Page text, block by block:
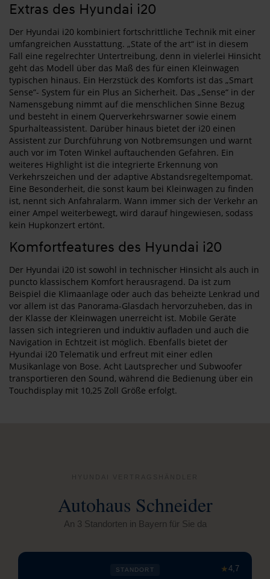
Extras des Hyundai i20
Der Hyundai i20 kombiniert fortschrittliche Technik mit einer
umfangreichen Ausstattung. „State of the art“ ist in diesem
Fall eine regelrechter Untertreibung, denn in vielerlei Hinsicht
geht das Modell über das Maß des für einen Kleinwagen
typischen hinaus. Ein Herzstück des Komforts ist das „Smart
Sense“- System für ein Plus an Sicherheit. Das „Sense“ in der
Namensgebung nimmt auf die menschlichen Sinne Bezug
und besteht in einem Querverkehrswarner sowie einem
Spurhalteassistent. Darüber hinaus bietet der i20 einen
Assistent zur Durchführung von Notbremsungen und warnt
auch vor im Toten Winkel auftauchenden Gefahren. Ein
weiteres Highlight ist die integrierte Erkennung von
Verkehrszeichen und der adaptive Abstandsregeltempomat.
Eine Besonderheit, die sonst kaum bei Kleinwagen zu finden
ist, nennt sich Anfahralarm. Wann immer sich der Verkehr an
einer Ampel weiterbewegt, wird darauf hingewiesen, sodass
kein Hupkonzert ertönt.
Komfortfeatures des Hyundai i20
Der Hyundai i20 ist sowohl in technischer Hinsicht als auch in
puncto klassischem Komfort herausragend. Da ist zum
Beispiel die Klimaanlage oder auch das beheizte Lenkrad und
vor allem ist das Panorama-Glasdach hervorzuheben, das in
der Klasse der Kleinwagen unerreicht ist. Mobile Geräte
lassen sich integrieren und induktiv aufladen und auch die
Navigation in Echtzeit ist möglich. Ebenfalls bietet der
Hyundai i20 Telematik und erfreut mit einer edlen
Musikanlage von Bose. Acht Lautsprecher und Subwoofer
transportieren den Sound, während die Bedienung über ein
Touchdisplay mit 10,25 Zoll Größe erfolgt.
Autohaus Schneider
An 3 Standorten in Bayern für Sie da
★4,7
STANDORT